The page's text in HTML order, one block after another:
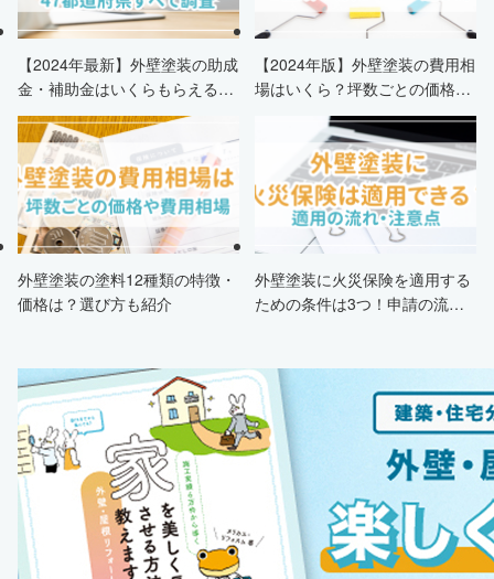
【2024年最新】外壁塗装の助成
金・補助金はいくらもらえる？
申請条件・市区町村情報・安く
する方法も紹介！
【2024年版】外壁塗装の費用相
場はいくら？坪数ごとの価格も
外壁塗装の塗料12種類の特徴・
価格は？選び方も紹介
外壁塗装に火災保険を適用する
ための条件は3つ！申請の流